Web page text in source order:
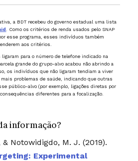
a BDT recebeu do governo estadual uma lista
. Como os critérios de renda usados pelo SNAP
esse programa, esses indivíduos também
aos critérios.
ligaram para o número de telefone indicado na
grande do grupo-alvo acabou não abrindo a
os indivíduos que não ligaram tendiam a viver
problemas de saúde, indicando que outras
público-alvo (por exemplo, ligações diretas por
diferentes para a focalização.
informação?
Notowidigdo, M. J. (2019).
Experimental